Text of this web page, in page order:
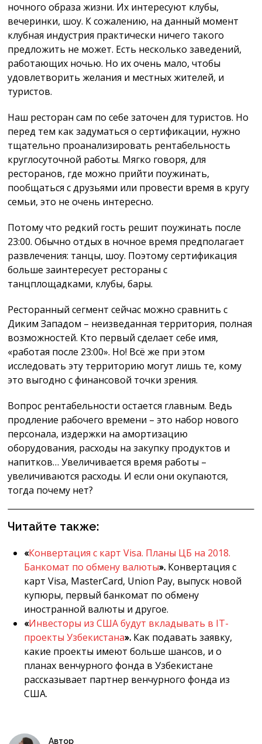
ночного образа жизни. Их интересуют клубы,
вечеринки, шоу. К сожалению, на данный момент
клубная индустрия практически ничего такого
предложить не может. Есть несколько заведений,
работающих ночью. Но их очень мало, чтобы
удовлетворить желания и местных жителей, и
туристов.
Наш ресторан сам по себе заточен для туристов. Но
перед тем как задуматься о сертификации, нужно
тщательно проанализировать рентабельность
круглосуточной работы. Мягко говоря, для
ресторанов, где можно прийти поужинать,
пообщаться с друзьями или провести время в кругу
семьи, это не очень интересно.
Потому что редкий гость решит поужинать после
23:00. Обычно отдых в ночное время предполагает
развлечения: танцы, шоу. Поэтому сертификация
больше заинтересует рестораны с
танцплощадками, клубы, бары.
Ресторанный сегмент сейчас можно сравнить с
Диким Западом – неизведанная территория, полная
возможностей. Кто первый сделает себе имя,
«работая после 23:00». Но! Всё же при этом
исследовать эту территорию могут лишь те, кому
это выгодно с финансовой точки зрения.
Вопрос рентабельности остается главным. Ведь
продление рабочего времени – это набор нового
персонала, издержки на амортизацию
оборудования, расходы на закупку продуктов и
напитков… Увеличивается время работы –
увеличиваются расходы. И если они окупаются,
тогда почему нет?
Читайте также:
«Конвертация с карт Visa. Планы ЦБ на 2018.
Банкомат по обмену валюты». Конвертация с
карт Visa, MasterCard, Union Pay, выпуск новой
купюры, первый банкомат по обмену
иностранной валюты и другое.
«Инвесторы из США будут вкладывать в IT-
проекты Узбекистана». Как подавать заявку,
какие проекты имеют больше шансов, и о
планах венчурного фонда в Узбекистане
рассказывает партнер венчурного фонда из
США.
Автор